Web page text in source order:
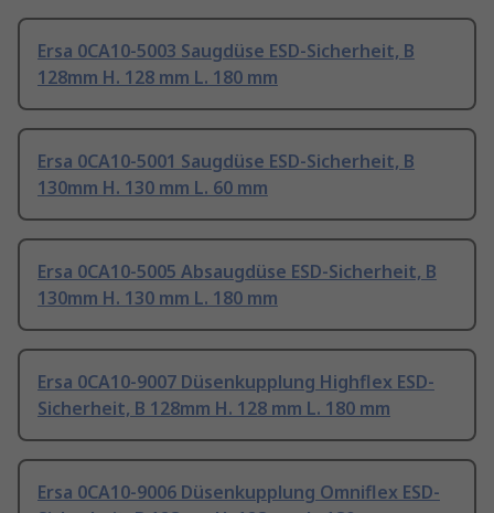
Ersa 0CA10-5003 Saugdüse ESD-Sicherheit, B
128mm H. 128 mm L. 180 mm
Ersa 0CA10-5001 Saugdüse ESD-Sicherheit, B
130mm H. 130 mm L. 60 mm
Ersa 0CA10-5005 Absaugdüse ESD-Sicherheit, B
130mm H. 130 mm L. 180 mm
Ersa 0CA10-9007 Düsenkupplung Highflex ESD-
Sicherheit, B 128mm H. 128 mm L. 180 mm
Ersa 0CA10-9006 Düsenkupplung Omniflex ESD-